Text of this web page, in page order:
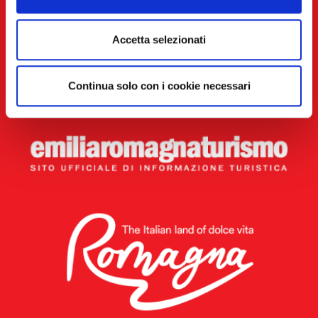
Accetta selezionati
Continua solo con i cookie necessari